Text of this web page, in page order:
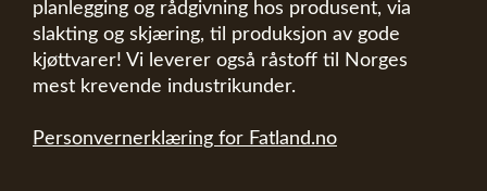
planlegging og rådgivning hos produsent, via
slakting og skjæring, til produksjon av gode
kjøttvarer! Vi leverer også råstoff til Norges
mest krevende industrikunder.
Personvernerklæring for Fatland.no